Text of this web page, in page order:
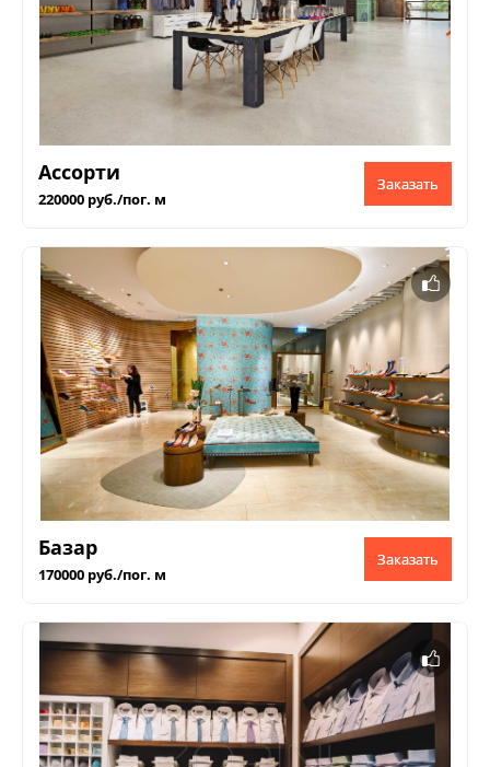
Ассорти
220000 руб./пог. м
Заказать
Базар
170000 руб./пог. м
Заказать